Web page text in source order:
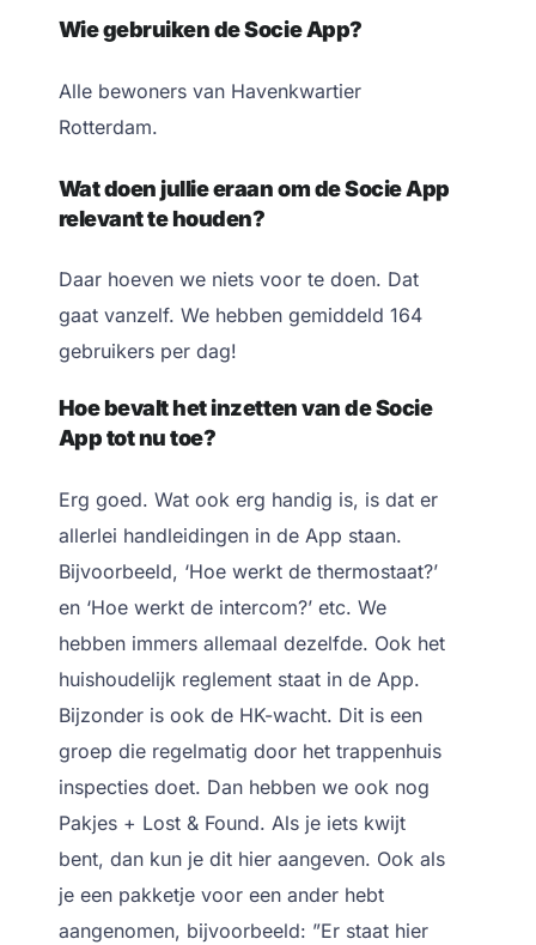
Wie gebruiken de Socie App?
Alle bewoners van Havenkwartier
Rotterdam.
Wat doen jullie eraan om de Socie App
relevant te houden?
Daar hoeven we niets voor te doen. Dat
gaat vanzelf. We hebben gemiddeld 164
gebruikers per dag!
Hoe bevalt het inzetten van de Socie
App tot nu toe?
Erg goed. Wat ook erg handig is, is dat er
allerlei handleidingen in de App staan.
Bijvoorbeeld, ‘Hoe werkt de thermostaat?’
en ‘Hoe werkt de intercom?’ etc. We
hebben immers allemaal dezelfde. Ook het
huishoudelijk reglement staat in de App.
Bijzonder is ook de HK-wacht. Dit is een
groep die regelmatig door het trappenhuis
inspecties doet. Dan hebben we ook nog
Pakjes + Lost & Found. Als je iets kwijt
bent, dan kun je dit hier aangeven. Ook als
je een pakketje voor een ander hebt
aangenomen, bijvoorbeeld: ”Er staat hier